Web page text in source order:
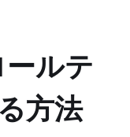
ルテ
方法